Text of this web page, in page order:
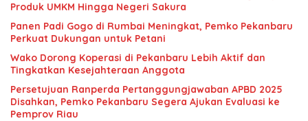
Produk UMKM Hingga Negeri Sakura
Panen Padi Gogo di Rumbai Meningkat, Pemko Pekanbaru
Perkuat Dukungan untuk Petani
Wako Dorong Koperasi di Pekanbaru Lebih Aktif dan
Tingkatkan Kesejahteraan Anggota
Persetujuan Ranperda Pertanggungjawaban APBD 2025
Disahkan, Pemko Pekanbaru Segera Ajukan Evaluasi ke
Pemprov Riau